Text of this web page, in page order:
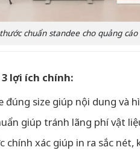
chuẩn standee cho quảng
lợi ích chính:
size giúp nội dung và
giúp tránh lãng phí vật
xác giúp in ra sắc